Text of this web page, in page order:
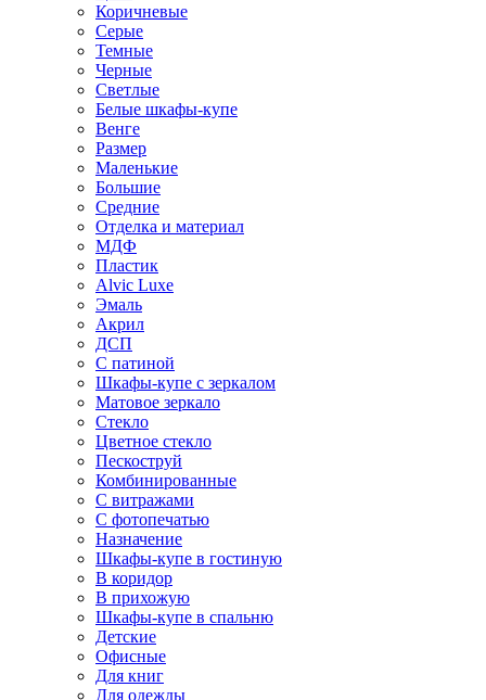
Коричневые
Серые
Темные
Черные
Светлые
Белые шкафы-купе
Венге
Размер
Маленькие
Большие
Средние
Отделка и материал
МДФ
Пластик
Alvic Luxe
Эмаль
Акрил
ДСП
С патиной
Шкафы-купе с зеркалом
Матовое зеркало
Стекло
Цветное стекло
Пескоструй
Комбинированные
С витражами
С фотопечатью
Назначение
Шкафы-купе в гостиную
В коридор
В прихожую
Шкафы-купе в спальню
Детские
Офисные
Для книг
Для одежды